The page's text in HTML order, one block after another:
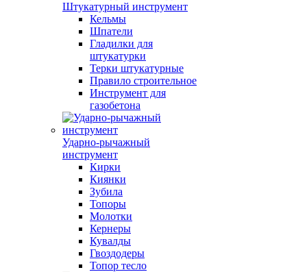
Штукатурный инструмент
Кельмы
Шпатели
Гладилки для
штукатурки
Терки штукатурные
Правило строительное
Инструмент для
газобетона
Ударно-рычажный
инструмент
Кирки
Киянки
Зубила
Топоры
Молотки
Кернеры
Кувалды
Гвоздодеры
Топор тесло